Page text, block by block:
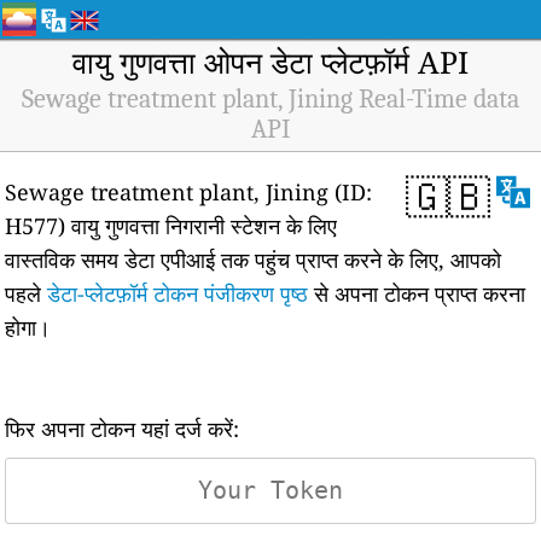
वायु गुणवत्ता ओपन डेटा प्लेटफ़ॉर्म API
Sewage treatment plant, Jining Real-Time data
API
🇬🇧
Sewage treatment plant, Jining (ID:
H577) वायु गुणवत्ता निगरानी स्टेशन के लिए
वास्तविक समय डेटा एपीआई तक पहुंच प्राप्त करने के लिए, आपको
पहलेडेटा-प्लेटफ़ॉर्म टोकन पंजीकरण पृष्ठसे अपना टोकन प्राप्त करना
होगा।
फिर अपना टोकन यहां दर्ज करें: